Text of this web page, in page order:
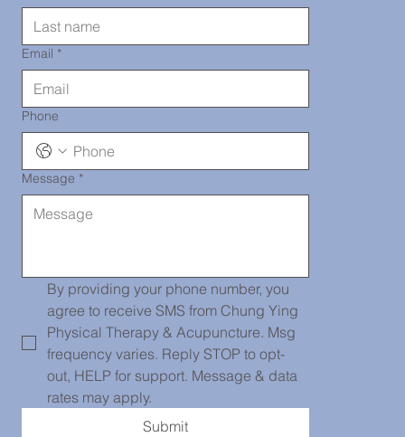
290-2919
唐人街診所
139 Centre
Street, PH
Email *
Phone
Message *
By providing your phone number, you
agree to receive SMS from Chung Ying
Physical Therapy & Acupuncture. Msg
frequency varies. Reply STOP to opt-
out, HELP for support. Message & data
rates may apply.
Submit